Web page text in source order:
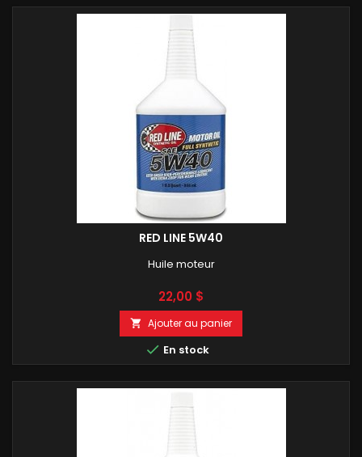
RED LINE 5W40
Huile moteur
Prix
22,00 $
 Ajouter au panier
 En stock